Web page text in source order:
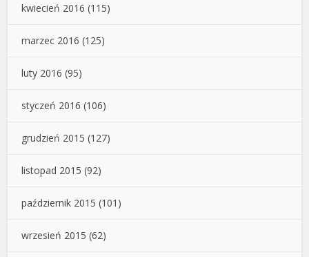
kwiecień 2016 (115)
marzec 2016 (125)
luty 2016 (95)
styczeń 2016 (106)
grudzień 2015 (127)
listopad 2015 (92)
październik 2015 (101)
wrzesień 2015 (62)